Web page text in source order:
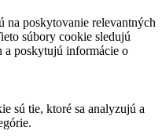
na poskytovanie relevantných
súbory cookie sledujú
a poskytujú informácie o
sú tie, ktoré sa analyzujú a